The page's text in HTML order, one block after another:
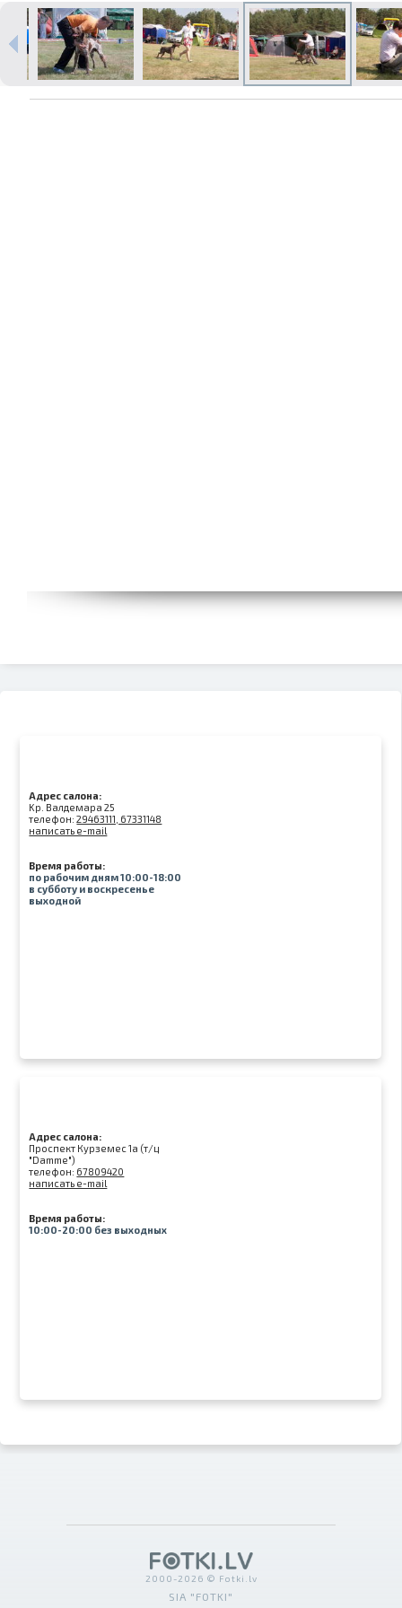
Печать в течение 1 часа в Риге –
закажите онлайн
Различные форматы и виды
Адрес салона:
Kр. Валдемара 25
телефон:29463111, 67331148
написать e-mail
Время работы:
по рабочим дням 10:00-18:00
в субботу и воскресенье
выходной
Адрес салона:
Проспект Курземес 1а (т/ц
"Damme")
телефон: 67809420
написать e-mail
Время работы:
10:00-20:00 без выходных
2000-2026 © Fotki.lv
SIA "FOTKI"